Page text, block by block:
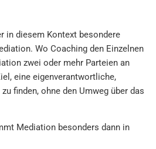
in diesem Kontext besondere
Wo Coaching den Einzelnen
zwei oder mehr Parteien an
eine eigenverantwortliche,
finden, ohne den Umweg über das
Mediation besonders dann in